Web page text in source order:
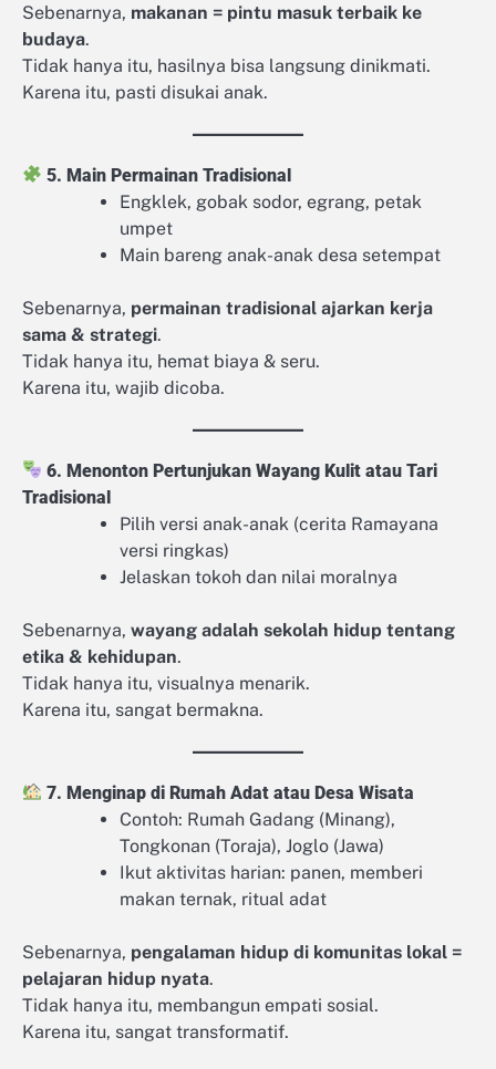
Sebenarnya, makanan = pintu masuk terbaik ke
budaya.
Tidak hanya itu, hasilnya bisa langsung dinikmati.
Karena itu, pasti disukai anak.
5. Main Permainan Tradisional
Engklek, gobak sodor, egrang, petak
umpet
Main bareng anak-anak desa setempat
Sebenarnya, permainan tradisional ajarkan kerja
sama & strategi.
Tidak hanya itu, hemat biaya & seru.
Karena itu, wajib dicoba.
6. Menonton Pertunjukan Wayang Kulit atau Tari
Tradisional
Pilih versi anak-anak (cerita Ramayana
versi ringkas)
Jelaskan tokoh dan nilai moralnya
Sebenarnya, wayang adalah sekolah hidup tentang
etika & kehidupan.
Tidak hanya itu, visualnya menarik.
Karena itu, sangat bermakna.
7. Menginap di Rumah Adat atau Desa Wisata
Contoh: Rumah Gadang (Minang),
Tongkonan (Toraja), Joglo (Jawa)
Ikut aktivitas harian: panen, memberi
makan ternak, ritual adat
Sebenarnya, pengalaman hidup di komunitas lokal =
pelajaran hidup nyata.
Tidak hanya itu, membangun empati sosial.
Karena itu, sangat transformatif.